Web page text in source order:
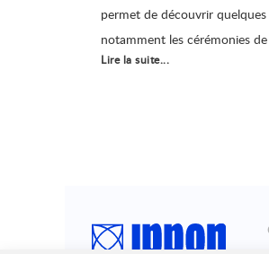
permet de découvrir
notamment les cérémonies
Lire la suite...